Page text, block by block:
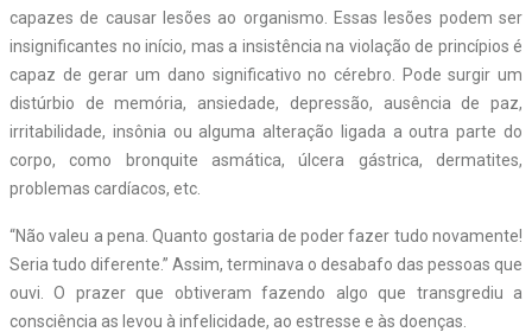
capazes de causar lesões ao organismo. Essas lesões podem ser
insignificantes no início, mas a insistência na violação de princípios é
capaz de gerar um dano significativo no cérebro. Pode surgir um
distúrbio de memória, ansiedade, depressão, ausência de paz,
irritabilidade, insônia ou alguma alteração ligada a outra parte do
corpo, como bronquite asmática, úlcera gástrica, dermatites,
problemas cardíacos, etc.
“Não valeu a pena. Quanto gostaria de poder fazer tudo novamente!
Seria tudo diferente.” Assim, terminava o desabafo das pessoas que
ouvi. O prazer que obtiveram fazendo algo que transgrediu a
consciência as levou à infelicidade, ao estresse e às doenças.